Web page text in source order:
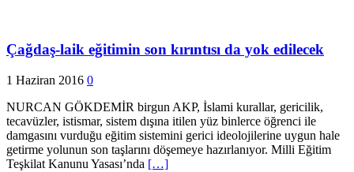
Çağdaş-laik eğitimin son kırıntısı da yok edilecek
1 Haziran 2016 0
NURCAN GÖKDEMİR birgun AKP, İslami kurallar, gericilik,
tecavüzler, istismar, sistem dışına itilen yüz binlerce öğrenci ile
damgasını vurduğu eğitim sistemini gerici ideolojilerine uygun hale
getirme yolunun son taşlarını döşemeye hazırlanıyor. Milli Eğitim
Teşkilat Kanunu Yasası’nda […]